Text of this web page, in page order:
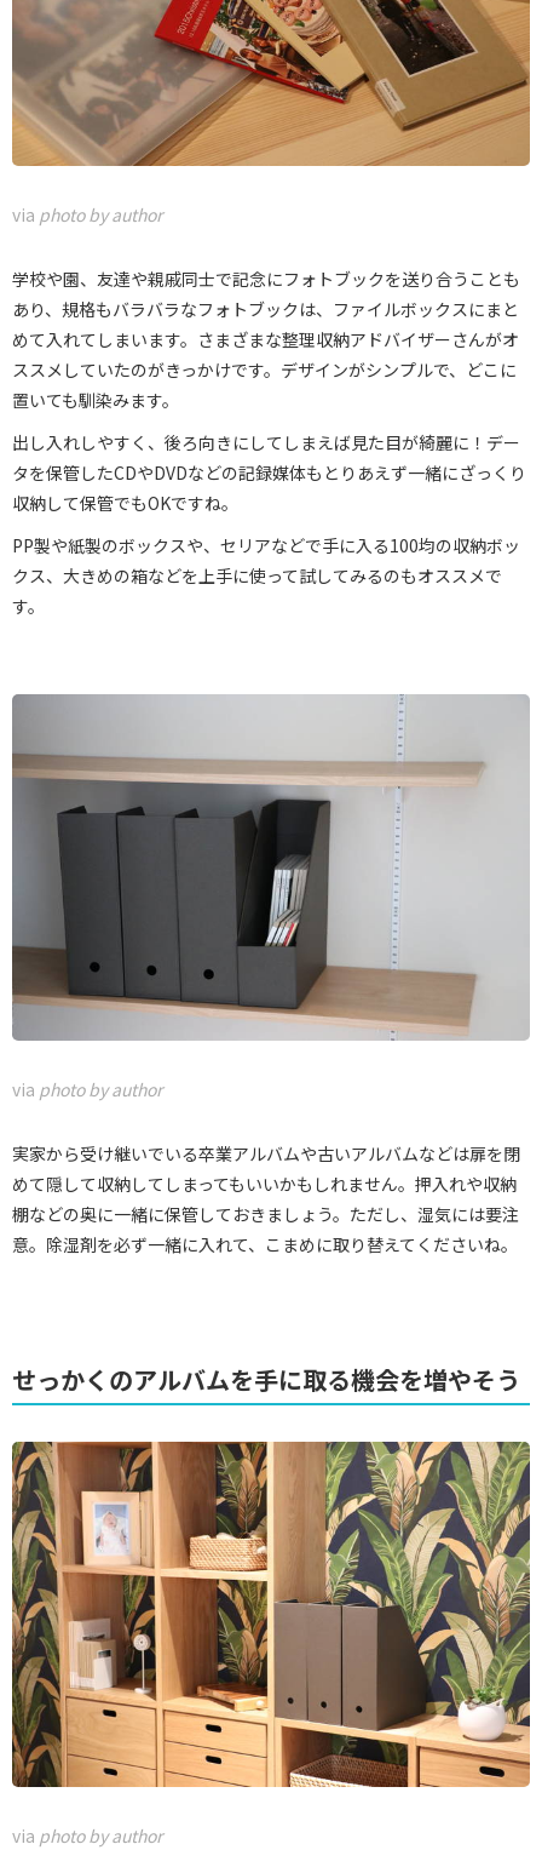
via photo by author
学校や園、友達や親戚同士で記念にフォトブックを送り合うことも
あり、規格もバラバラなフォトブックは、ファイルボックスにまと
めて入れてしまいます。さまざまな整理収納アドバイザーさんがオ
ススメしていたのがきっかけです。デザインがシンプルで、どこに
置いても馴染みます。
出し入れしやすく、後ろ向きにしてしまえば見た目が綺麗に！デー
タを保管したCDやDVDなどの記録媒体もとりあえず一緒にざっくり
収納して保管でもOKですね。
PP製や紙製のボックスや、セリアなどで手に入る100均の収納ボッ
クス、大きめの箱などを上手に使って試してみるのもオススメで
す。
via photo by author
実家から受け継いでいる卒業アルバムや古いアルバムなどは扉を閉
めて隠して収納してしまってもいいかもしれません。押入れや収納
棚などの奥に一緒に保管しておきましょう。ただし、湿気には要注
意。除湿剤を必ず一緒に入れて、こまめに取り替えてくださいね。
せっかくのアルバムを手に取る機会を増やそう
via photo by author